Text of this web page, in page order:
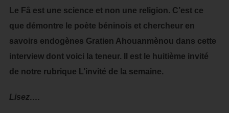
Le Fâ est une science et non une religion. C’est ce
que démontre le poète béninois et chercheur en
savoirs endogènes Gratien Ahouanmènou dans cette
interview dont voici la teneur. Il est le huitième invité
de notre rubrique L’invité de la semaine.
Lisez….